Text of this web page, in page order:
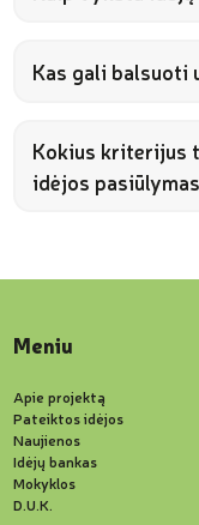
Kas gali balsuoti
Kokius kriterijus
idėjos
Meniu
Apie projektą
Pateiktos idėjos
Naujienos
Idėjų bankas
Mokyklos
D.U.K.